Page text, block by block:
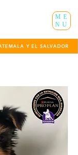
Y EL SALVADOR
ME
NU